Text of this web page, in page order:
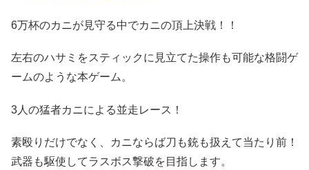
6万杯のカニが見守る中でカニの頂上決戦！！
左右のハサミをスティックに見立てた操作も可能な格闘ゲ
ームのような本ゲーム。
3人の猛者カニによる並走レース！
素殴りだけでなく、カニならば刀も銃も扱えて当たり前！
武器も駆使してラスボス撃破を目指します。